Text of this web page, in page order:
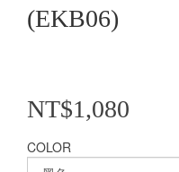
(EKB06)
NT$1,080
COLOR